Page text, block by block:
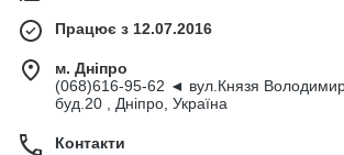
Працює з 12.07.2016
м. Дніпро
(068)616-95-62 ◄ вул.Князя
буд.20 , Дніпро, Україна
Контакти